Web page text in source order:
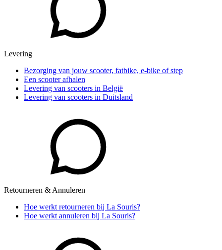
Levering
Bezorging van jouw scooter, fatbike, e-bike of step
Een scooter afhalen
Levering van scooters in België
Levering van scooters in Duitsland
Retourneren & Annuleren
Hoe werkt retourneren bij La Souris?
Hoe werkt annuleren bij La Souris?